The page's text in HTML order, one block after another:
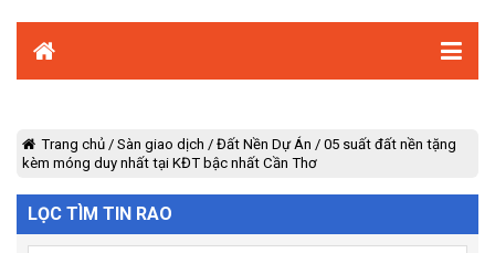
Trang chủ / Sàn giao dịch / Đất Nền Dự Án / 05 suất đất nền tặng
kèm móng duy nhất tại KĐT bậc nhất Cần Thơ
LỌC TÌM TIN RAO